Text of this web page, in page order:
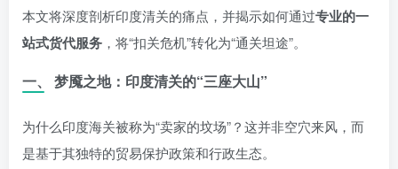
本文将深度剖析印度清关的痛点，并揭示如何通过专业的一
站式货代服务 ，将“扣关危机”转化为“通关坦途”。
一、 梦魇之地：印度清关的“三座大山”
为什么印度海关被称为“卖家的坟场”？这并非空穴来风，而
是基于其独特的贸易保护政策和行政生态。